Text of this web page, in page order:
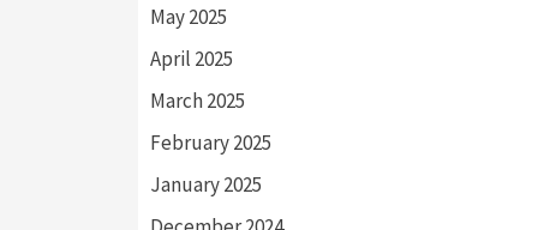
May 2025
April 2025
March 2025
February 2025
January 2025